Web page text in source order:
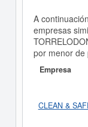
A
empresas
por menor de
Empresa
CLEAN &